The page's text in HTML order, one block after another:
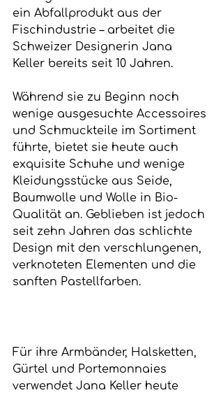
ein Abfallprodukt aus der
Fischindustrie – arbeitet die
Schweizer Designerin Jana
Keller bereits seit 10 Jahren.
Während sie zu Beginn noch
wenige ausgesuchte Accessoires
und Schmuckteile im Sortiment
führte, bietet sie heute auch
exquisite Schuhe und wenige
Kleidungsstücke aus Seide,
Baumwolle und Wolle in Bio-
Qualität an. Geblieben ist jedoch
seit zehn Jahren das schlichte
Design mit den verschlungenen,
verknoteten Elementen und die
sanften Pastellfarben.
Für ihre Armbänder, Halsketten,
Gürtel und Portemonnaies
verwendet Jana Keller heute